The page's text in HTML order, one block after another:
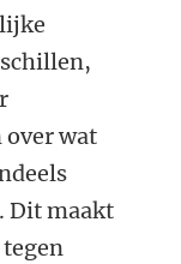
over wat
Dit maakt